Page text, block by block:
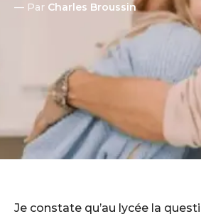
— Par Charles Broussin
Je constate qu’au lycée la